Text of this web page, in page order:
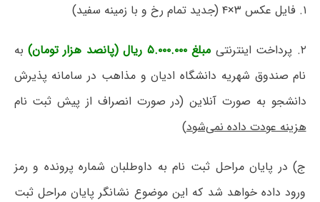
۱. فایل عکس ۳×۴ (جدید تمام رخ و با زمینه سفید)
۲. پرداخت اینترنتی مبلغ ۵.۰۰۰.۰۰۰ ریال (پانصد هزار تومان)
به
نام صندوق شهریه دانشگاه ادیان و مذاهب در سامانه پذیرش
دانشجو به صورت آنلاین (در صورت انصراف از پیش ثبت نام
هزینه عودت داده نمی‌شود)
ج) در پایان مراحل ثبت نام به داوطلبان شماره پرونده و رمز
ورود داده خواهد شد که این موضوع نشانگر پایان مراحل ثبت